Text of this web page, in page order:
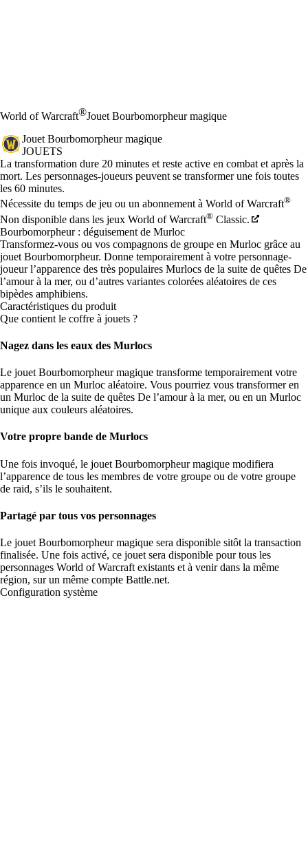
World of Warcraft®Jouet Bourbomorpheur magique
Jouet Bourbomorpheur magique
JOUETS
Prix
Available actions
La transformation dure 20 minutes et reste active en combat et après la
mort. Les personnages-joueurs peuvent se transformer une fois toutes
les 60 minutes.
Nécessite du temps de jeu ou un abonnement à World of Warcraft®
Non disponible dans les jeux World of Warcraft® Classic.
Bourbomorpheur : déguisement de Murloc
Transformez-vous ou vos compagnons de groupe en Murloc grâce au
jouet Bourbomorpheur. Donne temporairement à votre personnage-
joueur l’apparence des très populaires Murlocs de la suite de quêtes De
l’amour à la mer, ou d’autres variantes colorées aléatoires de ces
bipèdes amphibiens.
Caractéristiques du produit
Que contient le coffre à jouets ?
Nagez dans les eaux des Murlocs
Le jouet Bourbomorpheur magique transforme temporairement votre
apparence en un Murloc aléatoire. Vous pourriez vous transformer en
un Murloc de la suite de quêtes De l’amour à la mer, ou en un Murloc
unique aux couleurs aléatoires.
Votre propre bande de Murlocs
Une fois invoqué, le jouet Bourbomorpheur magique modifiera
l’apparence de tous les membres de votre groupe ou de votre groupe
de raid, s’ils le souhaitent.
Partagé par tous vos personnages
Le jouet Bourbomorpheur magique sera disponible sitôt la transaction
finalisée. Une fois activé, ce jouet sera disponible pour tous les
personnages World of Warcraft existants et à venir dans la même
région, sur un même compte Battle.net.
Configuration système